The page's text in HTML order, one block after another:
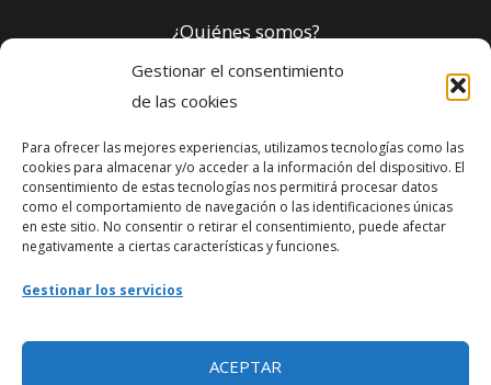
Gestionar el consentimiento
de las cookies
Para ofrecer las mejores experiencias, utilizamos tecnologías como las
cookies para almacenar y/o acceder a la información del dispositivo. El
consentimiento de estas tecnologías nos permitirá procesar datos
como el comportamiento de navegación o las identificaciones únicas
en este sitio. No consentir o retirar el consentimiento, puede afectar
negativamente a ciertas características y funciones.
Gestionar los servicios
ACEPTAR
¿Quiénes somos?
Política de privacidad
Webmaster
soporte@fotosdlahabana.com
Nuestro e-mail:
Ir al grupo de Facebook